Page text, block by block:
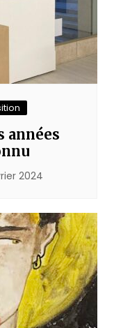
années
2024